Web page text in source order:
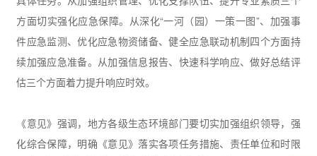
方面切实强化应急保障。从深化“一河（园）一策一图”、加强事
件应急监测、优化应急物资储备、健全应急联动机制四个方面持
续加强应急准备。从加强信息报告、快速科学响应、做好总结评
估三个方面着力提升响应时效。
《意见》强调，地方各级生态环境部门要切实加强组织领导，强
化综合保障，明确《意见》落实各项任务措施、责任单位和时限